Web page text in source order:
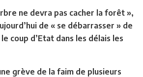
ne devra pas cacher la forêt »,
de « se débarrasser » de
coup d’Etat dans les délais les
grève de la faim de plusieurs